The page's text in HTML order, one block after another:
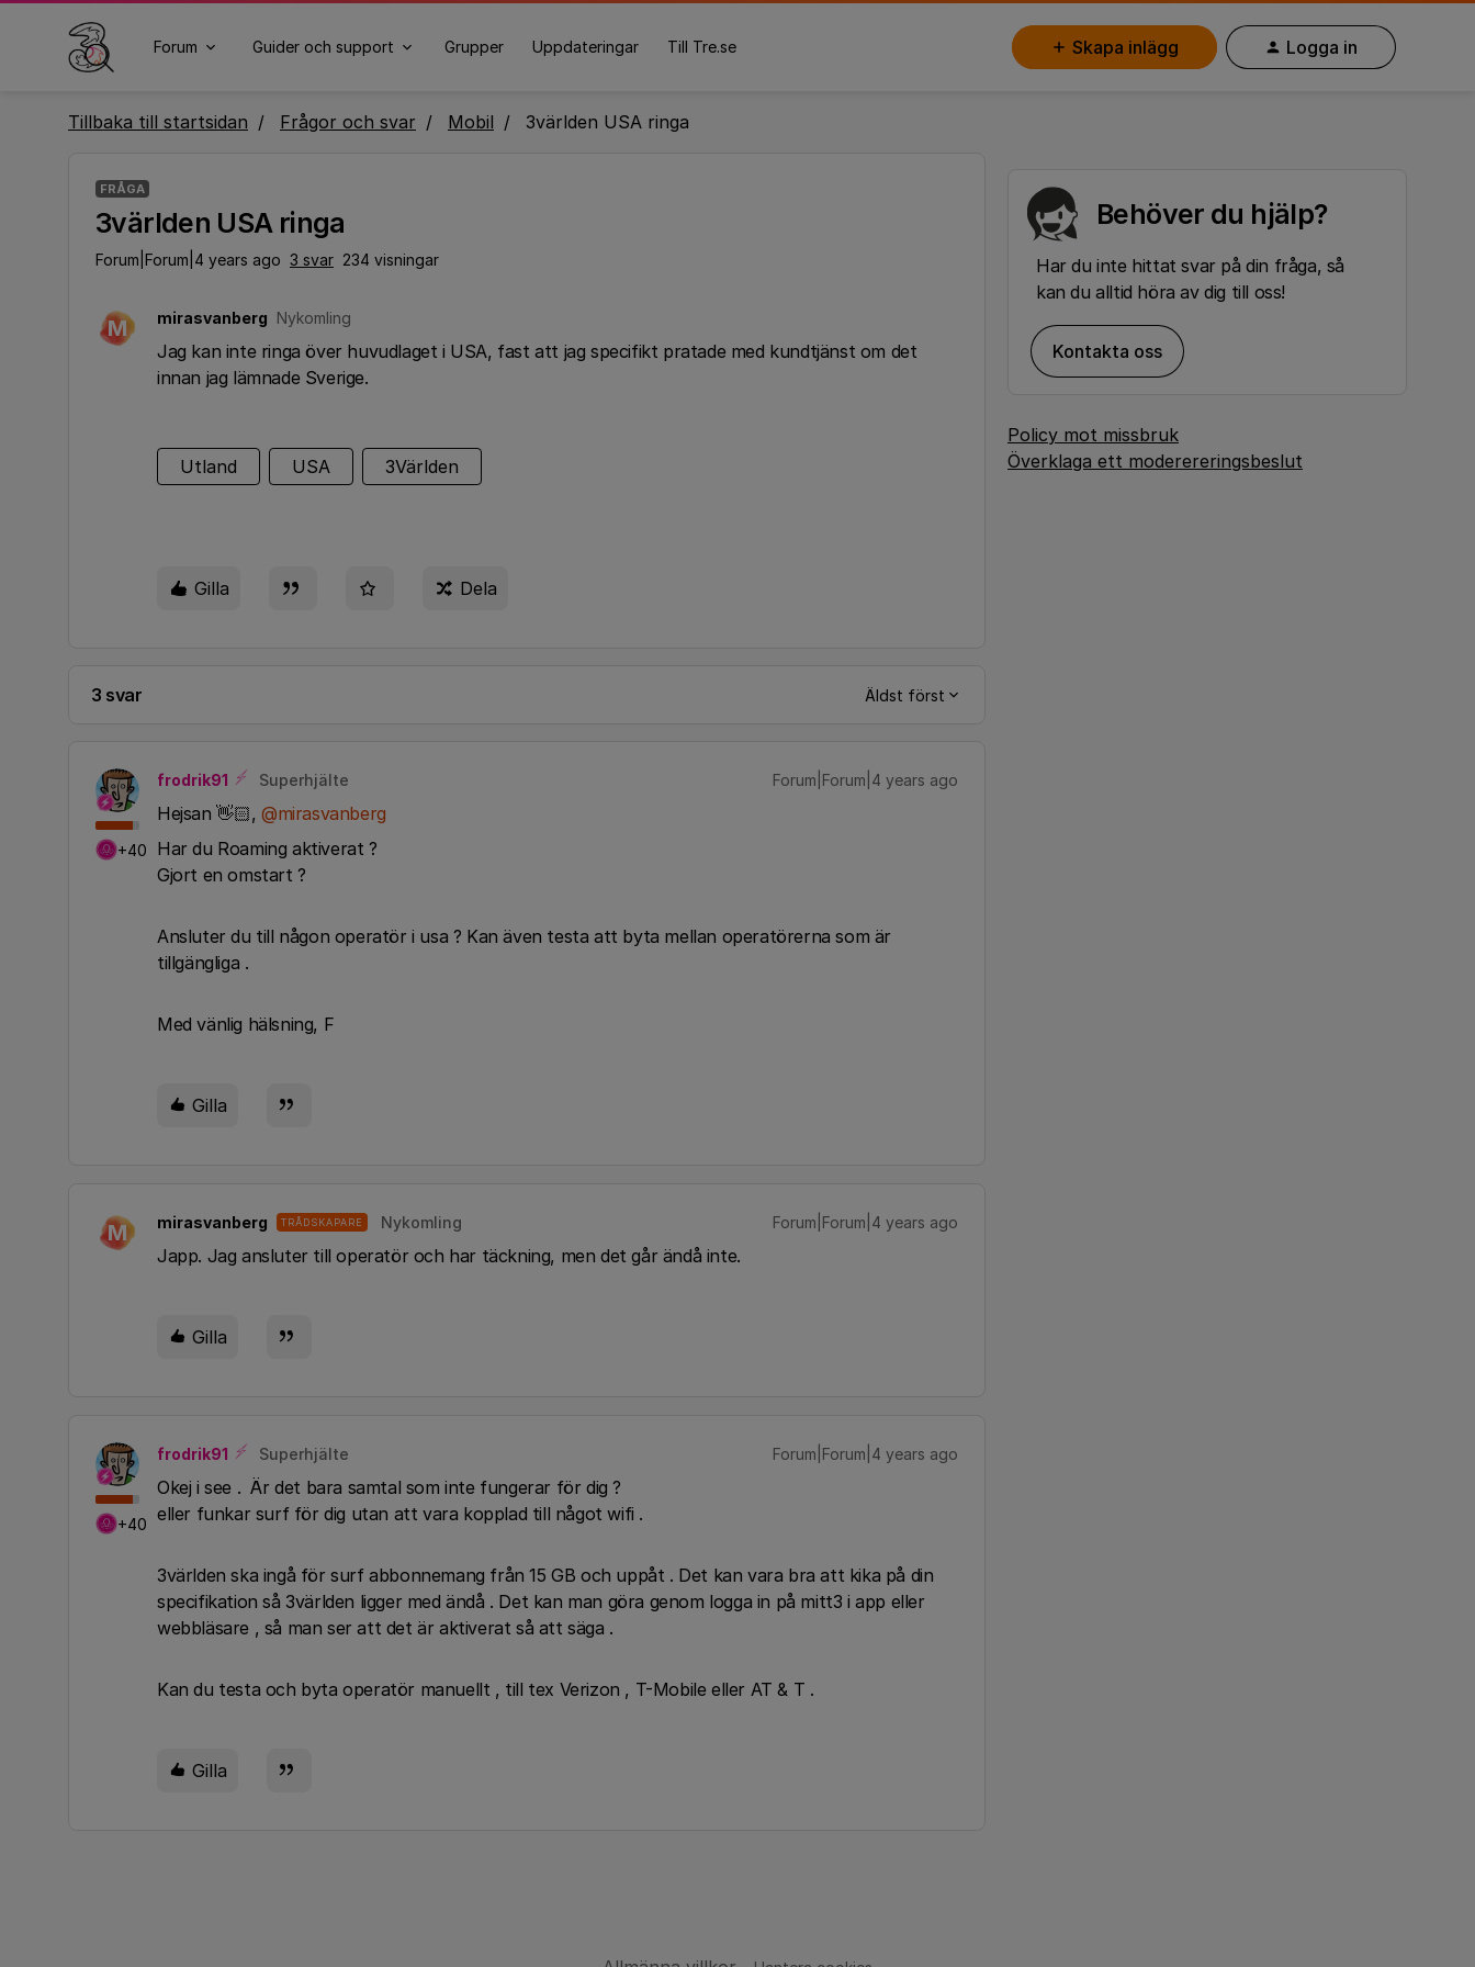
Forum Guider och support Grupper Uppdateringar Till Tre.se Skapa inlägg Logga in
Tillbaka till startsidan Frågor och svar Mobil 3världen USA ringa
FRÅGA
3världen USA ringa
Forum|Forum|4 years ago 3 svar 234 visningar
M mirasvanberg Nykomling
Jag kan inte ringa över huvudlaget i USA, fast att jag specifikt pratade med kundtjänst om det
innan jag lämnade Sverige.
Utland USA 3Världen
Gilla Dela
3 svar Äldst först
+40
frodrik91 Superhjälte Forum|Forum|4 years ago
Hejsan 👋🏻, @mirasvanberg
Har du Roaming aktiverat ?
Gjort en omstart ?
Ansluter du till någon operatör i usa ? Kan även testa att byta mellan operatörerna som är
tillgängliga .
Med vänlig hälsning, F
Gilla
M mirasvanberg TRÅDSKAPARE Nykomling Forum|Forum|4 years ago
Japp. Jag ansluter till operatör och har täckning, men det går ändå inte.
Gilla
+40
frodrik91 Superhjälte Forum|Forum|4 years ago
Okej i see . Är det bara samtal som inte fungerar för dig ?
eller funkar surf för dig utan att vara kopplad till något wifi .
3världen ska ingå för surf abbonnemang från 15 GB och uppåt . Det kan vara bra att kika på din
specifikation så 3världen ligger med ändå . Det kan man göra genom logga in på mitt3 i app eller
webbläsare , så man ser att det är aktiverat så att säga .
Kan du testa och byta operatör manuellt , till tex Verizon , T-Mobile eller AT & T .
Gilla
Behöver du hjälp?
Har du inte hittat svar på din fråga, så
kan du alltid höra av dig till oss!
Kontakta oss
Policy mot missbruk
Överklaga ett moderereringsbeslut